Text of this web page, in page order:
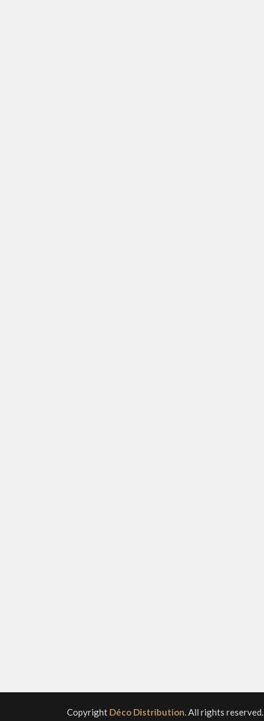
Copyright Déco Distribution. All rights reserved.